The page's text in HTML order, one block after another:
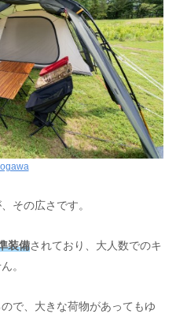
ogawa
その広さです。
装備されており、大人数でのキ
。
で、大きな荷物があってもゆ